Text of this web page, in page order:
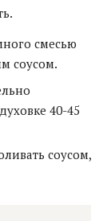
смесью
соусом.
40-45
соусом,